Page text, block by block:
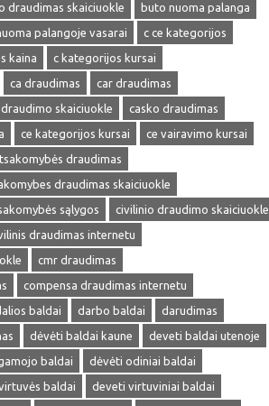
draudimas skaiciuokle
buto nuoma palanga
palangoje vasarai
c ce kategorijos
kaina
c kategorijos kursai
ca draudimas
car draudimas
skaiciuokle
casko draudimas
ce kategorijos kursai
ce vairavimo kursai
draudimas
draudimas skaiciuokle
sąlygos
civilinio draudimo skaiciuokle
draudimas internetu
cmr draudimas
compensa draudimas internetu
baldai darbo baldai
darudimas
dėvėti baldai kaune
deveti baldai utenoje
baldai
dėvėti odiniai baldai
baldai
deveti virtuviniai baldai